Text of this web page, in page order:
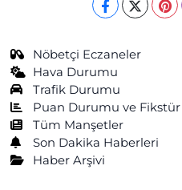
Nöbetçi Eczaneler
Hava Durumu
Trafik Durumu
Puan Durumu ve Fikstür
Tüm Manşetler
Son Dakika Haberleri
Haber Arşivi